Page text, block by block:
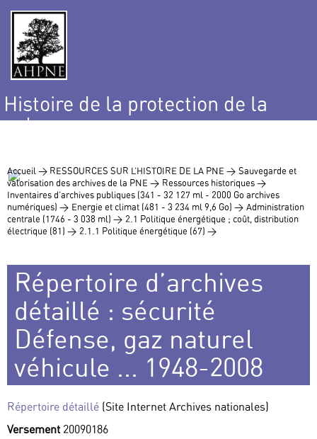
Histoire de la protection de la
nature
Accueil > RESSOURCES SUR L’HISTOIRE DE LA PNE > Sauvegarde et
valorisation des archives de la PNE > Ressources historiques >
Inventaires d’archives publiques (341 - 32 127 ml - 2000 Go archives
numériques) > Energie et climat (481 - 3 234 ml 9,6 Go) > Administration
centrale (1746 - 3 038 ml) > 2.1 Politique énergétique ; coût, distribution
électrique (81) > 2.1.1 Politique énergétique (67) >
Répertoire d’archives
détaillé : sécurité
Défense, gaz naturel
véhicule ... 1948-2008
Répertoire détaillé (Site Internet Archives nationales)
Versement 20090186